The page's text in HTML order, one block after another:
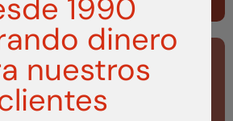
VISITAR1990
dinero
nuestros